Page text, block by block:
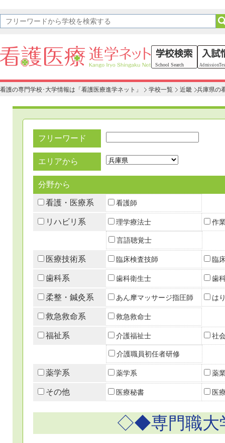
看護の専門学校･大学情報は「看護医療進学ネット」 学校一覧 近畿 兵庫県の
フリーワード
エリアから
分野から
看護・医療系 看護師
リハビリ系 理学療法士 作
言語聴覚士
医療技術系 臨床検査技師 臨
歯科系 歯科衛生士 歯
柔整・鍼灸系 あん摩マッサージ指圧師 は
救急救命系 救急救命士
福祉系 介護福祉士 社
介護職員初任者研修
薬学系 薬学系 薬
その他 医療秘書 医
◇◆専門職大